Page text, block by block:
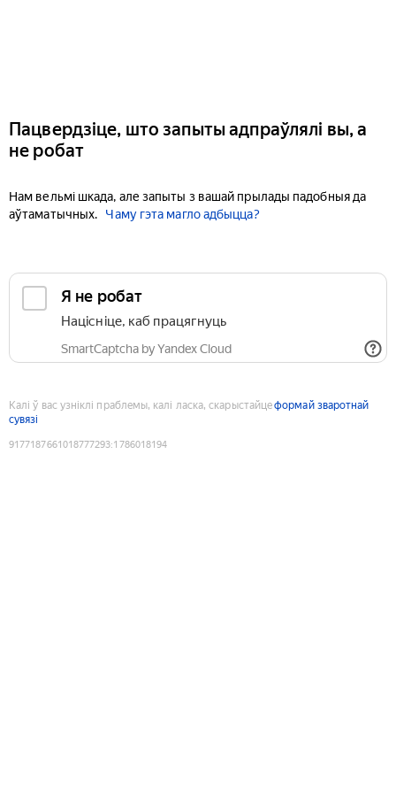
Пацвердзіце, што запыты адпраўлялі вы, а
не робат
Нам вельмі шкада, але запыты з вашай прылады падобныя да
аўтаматычных.
Чаму гэта магло адбыцца?
Я не робат
Націсніце, каб працягнуць
SmartCaptcha by Yandex Cloud
Калі ў вас узніклі праблемы, калі ласка, скарыстайцеформай зваротнай
сувязі
9177187661018777293:1786018194